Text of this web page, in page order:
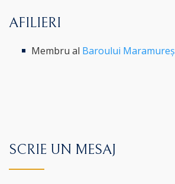
AFILIERI
Membru al Baroului Maramureș
SCRIE UN MESAJ